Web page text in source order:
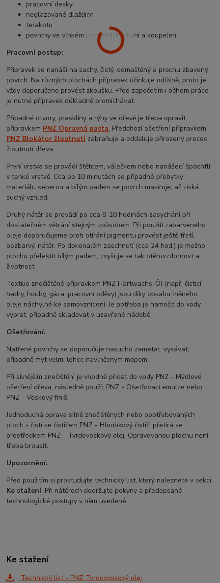
pracovní desky
neglazované dlaždice
terakotu
povrchy ve vlhkém prostředí kuchyní a koupelen
Pracovní postup:
Přípravek se nanáší na suchý, čistý, odmaštěný a prachu zbavený
povrch. Na různých plochách přípravek účinkuje odlišně, proto je
vždy doporučeno provést zkoušku. Před započetím i během práce
je nutné přípravek důkladně promíchávat.
Případné otvory, praskliny a rýhy ve dřevě je třeba opravit
přípravkem PNZ Opravná pasta. Předchozí ošetření přípravkem
PNZ Blokátor žloutnutí zabraňuje a oddaluje přirozený proces
žloutnutí dřeva.
První vrstva se provádí štětcem, válečkem nebo nanášecí špachtlí
v tenké vrstvě. Cca po 10 minutách se případné přebytky
materiálu seberou a bílým padem se povrch masíruje, až získá
suchý vzhled.
Druhý nátěr se provádí po cca 8-10 hodinách zasychání při
dostatečném větrání stejným způsobem. Při použití zabarveného
oleje doporučujeme proti otírání pigmentu provést ještě třetí,
bezbarvý, nátěr. Po dokonalém zaschnutí (cca 24 hod.) je možno
plochu přeleštit bílým padem, zvyšuje se tak otěruvzdornost a
životnost.
Textilie znečištěné přípravkem PNZ Hartwachs-Öl (např. čisticí
hadry, houby, gáza, pracovní oděvy) jsou díky obsahu lněného
oleje náchylné ke samovznícení. Je potřeba je namočit do vody,
vyprat, případně skladovat v uzavřené nádobě.
Ošetřování:
Natřené povrchy se doporučuje nasucho zametat, vysávat,
případně mýt velmi lehce navlhčeným mopem.
Při silnějším znečištění je vhodné přidat do vody PNZ - Mýdlové
ošetření dřeva, následně použít PNZ - Ošetřovací emulze nebo
PNZ - Voskový finiš.
Jednoduchá oprava silně znečištěných nebo opotřebovaných
ploch - čistí se čističem PNZ - Hloubkový čistič, přetírá se
prostředkem PNZ - Tvrdovoskový olej. Opravovanou plochu není
třeba brousit.
Upozornění:
Před použitím si prostudujte technický list, který naleznete v sekci
Ke stažení. Při nátěrech dodržujte pokyny a předepsané
technologické postupy v něm uvedené.
Ke stažení
Technický list - PNZ Tvrdovoskový olej